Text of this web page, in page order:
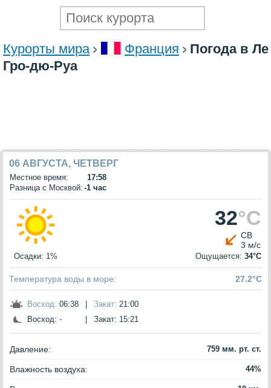
Курорты мира Франция
Погода в Ле
Гро-дю-Руа
06 АВГУСТА, ЧЕТВЕРГ
Местное время:
17:58
Разница с Москвой: -1 час
32°C
СВ
3 м/с
Осадки: 1% Ощущается: 34°C
Температура воды в море: 27.2°C
Восход: 06:38 Закат: 21:00
Восход: - Закат: 15:21
Давление: 759 мм. рт. ст.
Влажность воздуха: 44%